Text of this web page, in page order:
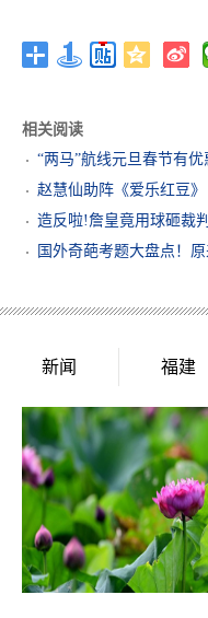
相关阅读
“两马”航线元旦春节有优
赵慧仙助阵《爱乐红豆》
造反啦!詹皇竟用球砸裁
国外奇葩考题大盘点！
新闻 福建